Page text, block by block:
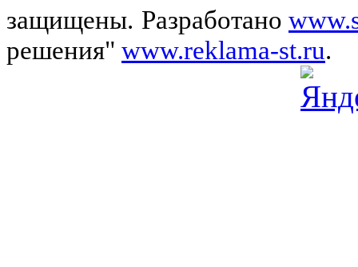
защищены. Разработано
решения" www.reklama-st.ru.